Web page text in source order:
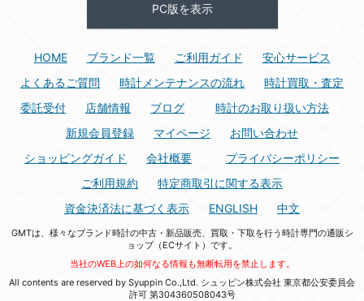
PC版を表示
HOME ブランド一覧 ご利用ガイド
安心サービス
よくあるご質問
時計メンテナンスの流れ
時計買取・査定
委託受付
店舗情報 ブログ
時計のお取り扱い方法
新規会員登録
マイページ
お問い合わせ
ショッピングガイド
会社概要
プライバシーポリシー
ご利用規約
特定商取引に関する表示
資金決済法に基づく表示
ENGLISH 中文
GMTは、様々なブランド時計の中古・新品販売、買取・下取を行う時計専門の通販シ
ョップ（ECサイト）です。
当社のWEB上の如何なる情報も無断転用を禁止します。
All contents are reserved by Syuppin Co.,Ltd. シュッピン株式会社 東京都公安委員会
許可 第304360508043号